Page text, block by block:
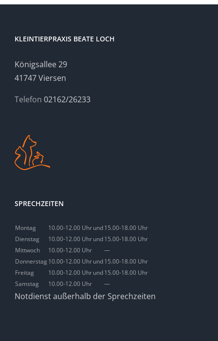
KLEINTIERPRAXIS BEATE LOCH
Königsallee 29
41747 Viersen
Telefon 02162/26233
SPRECHZEITEN
Montag 10.00-12.00 Uhrund15.00-18.00 Uhr
Dienstag
10.00-12.00 Uhrund15.00-18.00 Uhr
Mittwoch
10.00-12.00 Uhr
—
Donnerstag10.00-12.00 Uhrund15.00-18.00 Uhr
Freitag
10.00-12.00 Uhrund15.00-18.00 Uhr
Samstag
10.00-12.00 Uhr —
Notdienst außerhalb der Sprechzeiten